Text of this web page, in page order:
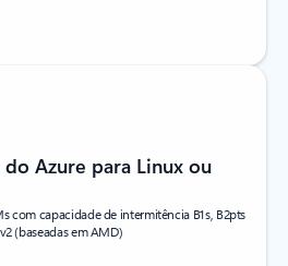
Azure para Linux ou
com capacidade de intermitência B1s, B2pts
(baseadas em AMD)